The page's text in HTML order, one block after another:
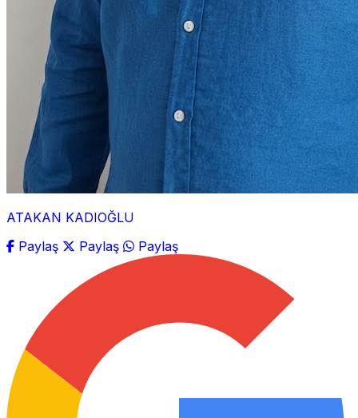
ATAKAN KADIOĞLU
Paylaş
Paylaş Paylaş